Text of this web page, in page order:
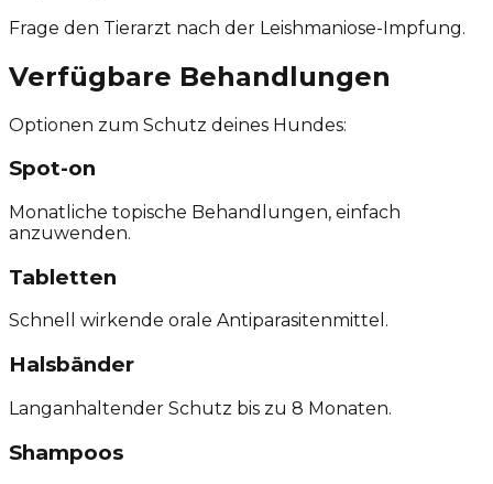
Frage den Tierarzt nach der Leishmaniose-Impfung.
Verfügbare Behandlungen
Optionen zum Schutz deines Hundes:
Spot-on
Monatliche topische Behandlungen, einfach
anzuwenden.
Tabletten
Schnell wirkende orale Antiparasitenmittel.
Halsbänder
Langanhaltender Schutz bis zu 8 Monaten.
Shampoos